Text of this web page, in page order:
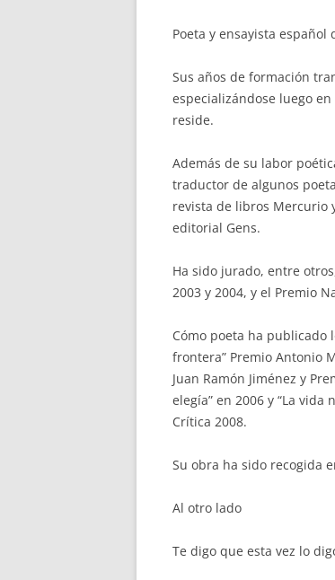
Poeta y ensayista español
Sus años de formación
especializándose luego
reside.
Además de su labor
traductor de algunos
revista de libros Mercurio
editorial Gens.
Ha sido jurado, entre
2003 y 2004, y el Premio
Cómo poeta ha publicado
frontera” Premio Antonio
Juan Ramón Jiménez y
elegía” en 2006 y “La vida
Crítica 2008.
Su obra ha sido recogida
Al otro lado
Te digo que esta vez lo